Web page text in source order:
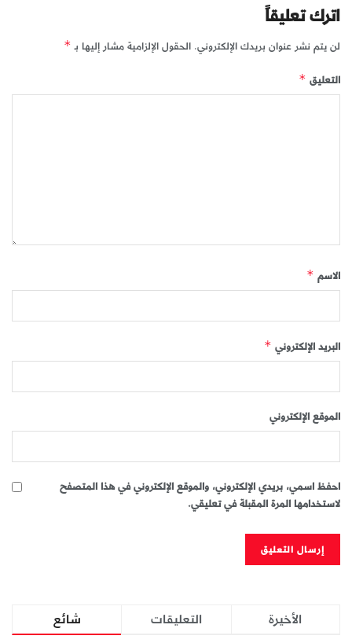
اترك تعليقاً
لن يتم نشر عنوان بريدك الإلكتروني. الحقول الإلزامية مشار إليها بـ *
التعليق *
الاسم *
البريد الإلكتروني *
الموقع الإلكتروني
احفظ اسمي، بريدي الإلكتروني، والموقع الإلكتروني في هذا المتصفح
لاستخدامها المرة المقبلة في تعليقي.
شائع التعليقات الأخيرة